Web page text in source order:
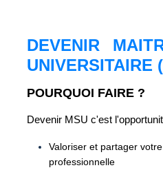
DEVENIR
UNIVERSITAIRE
POURQUOI FAIRE ?
Devenir MSU c'est
Valoriser et partager
professionnelle